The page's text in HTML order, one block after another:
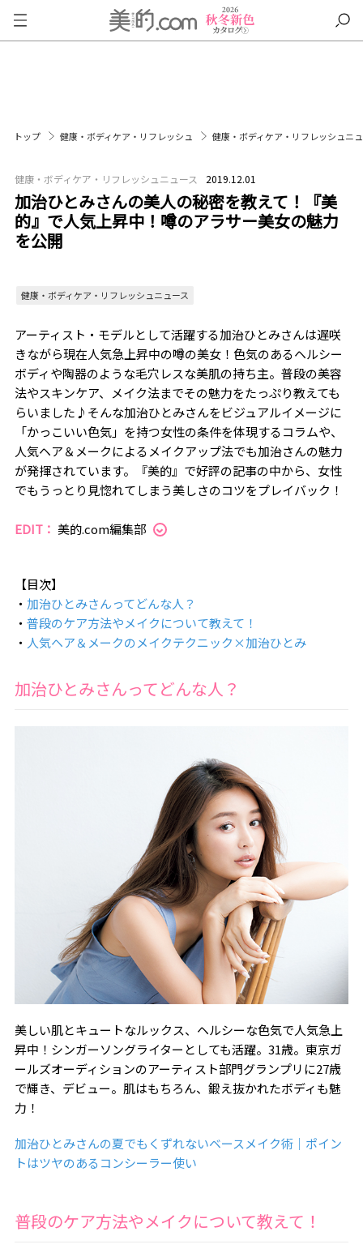
トップ 健康・ボディケア・リフレッシュ 健康・ボディケア・リフレッシュニ
健康・ボディケア・リフレッシュニュース 2019.12.01
加治ひとみさんの美人の秘密を教えて！『美
的』で人気上昇中！噂のアラサー美女の魅力
を公開
健康・ボディケア・リフレッシュニュース
アーティスト・モデルとして活躍する加治ひとみさんは遅咲
きながら現在人気急上昇中の噂の美女！色気のあるヘルシー
ボディや陶器のような毛穴レスな美肌の持ち主。普段の美容
法やスキンケア、メイク法までその魅力をたっぷり教えても
らいました♪そんな加治ひとみさんをビジュアルイメージに
「かっこいい色気」を持つ女性の条件を体現するコラムや、
人気ヘア＆メークによるメイクアップ法でも加治さんの魅力
が発揮されています。『美的』で好評の記事の中から、女性
でもうっとり見惚れてしまう美しさのコツをプレイバック！
EDIT： 美的.com編集部
【目次】
・ 加治ひとみさんってどんな人？
・ 普段のケア方法やメイクについて教えて！
・ 人気ヘア＆メークのメイクテクニック×加治ひとみ
加治ひとみさんってどんな人？
美しい肌とキュートなルックス、ヘルシーな色気で人気急上
昇中！シンガーソングライターとしても活躍。31歳。 東京ガ
ールズオーディションのアーティスト部門グランプリに27歳
で輝き、デビュー。肌はもちろん、鍛え抜かれたボディも魅
力！
加治ひとみさんの夏でもくずれないベースメイク術｜ポイン
トはツヤのあるコンシーラー使い
普段のケア方法やメイクについて教えて！